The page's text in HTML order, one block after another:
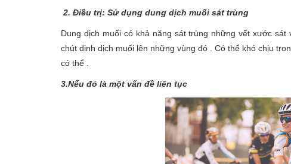
2. Điều trị: Sử dụng dung dịch muối sát trùng
Dung dịch muối có khả năng sát trùng những vết xước
chút dinh dịch muối lên những vùng đó . Có thể khó chịu
có thể .
3.Nếu đó là một vấn đề liên tục